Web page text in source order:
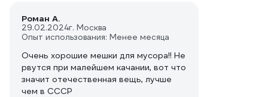
Роман А.
29.02.2024г. Москва
Опыт использования: Менее месяца
Очень хорошие мешки для мусора!! Не
рвутся при малейшем качании, вот что
значит отечественная вещь, лучше
чем в СССР